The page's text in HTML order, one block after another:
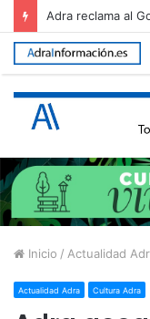
Inicio / Actualidad
Actualidad Adra Cultura Adra